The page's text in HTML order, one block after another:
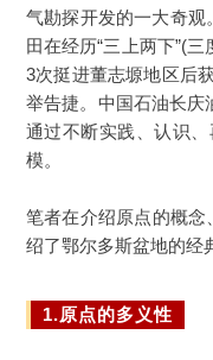
气勘探开发的一大奇
田在经历“三上两下”(
3次挺进董志塬地区后
举告捷。中国石油长庆
通过不断实践、认识
模。
笔者在介绍原点的概念
绍了鄂尔多斯盆地的经
1.原点的多义性